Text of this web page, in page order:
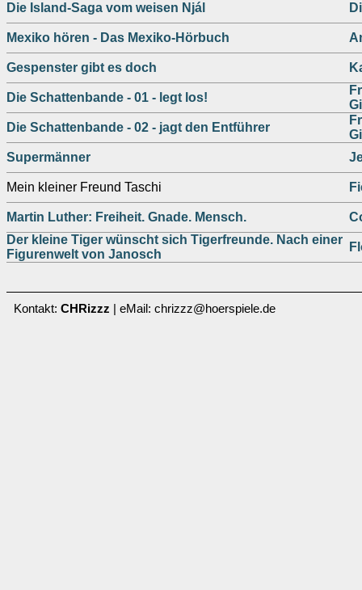
Die Island-Saga vom weisen Njál
Mexiko hören - Das Mexiko-Hörbuch
Gespenster gibt es doch
Die Schattenbande - 01 - legt los!
Die Schattenbande - 02 - jagt den Entführer
Supermänner
Mein kleiner Freund Taschi
Martin Luther: Freiheit. Gnade. Mensch.
Der kleine Tiger wünscht sich Tigerfreunde. Nach einer
Figurenwelt von Janosch
Kontakt: CHRizzz | eMail: chrizzz@hoerspiele.de